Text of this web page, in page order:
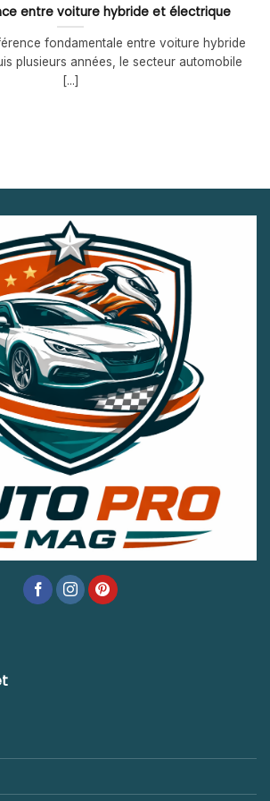
entre voiture hybride et électrique
fondamentale entre voiture hybride
plusieurs années, le secteur automobile
[...]